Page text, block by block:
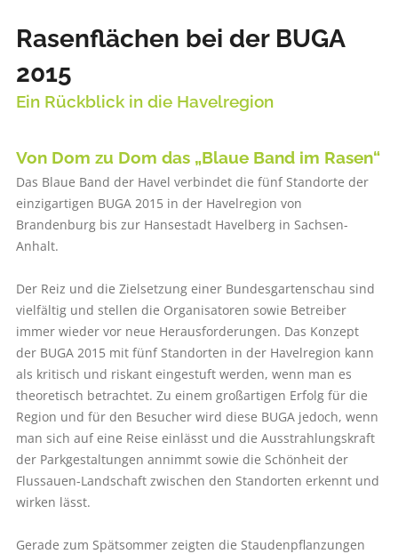
Rasenflächen bei der BUGA
2015
Ein Rückblick in die Havelregion
Von Dom zu Dom das „Blaue Band im Rasen“
Das Blaue Band der Havel verbindet die fünf Standorte der
einzigartigen BUGA 2015 in der Havelregion von
Brandenburg bis zur Hansestadt Havelberg in Sachsen-
Anhalt.
Der Reiz und die Zielsetzung einer Bundesgartenschau sind
vielfältig und stellen die Organisatoren sowie Betreiber
immer wieder vor neue Herausforderungen. Das Konzept
der BUGA 2015 mit fünf Standorten in der Havelregion kann
als kritisch und riskant eingestuft werden, wenn man es
theoretisch betrachtet. Zu einem großartigen Erfolg für die
Region und für den Besucher wird diese BUGA jedoch, wenn
man sich auf eine Reise einlässt und die Ausstrahlungskraft
der Parkgestaltungen annimmt sowie die Schönheit der
Flussauen-Landschaft zwischen den Standorten erkennt und
wirken lässt.
Gerade zum Spätsommer zeigten die Staudenpflanzungen